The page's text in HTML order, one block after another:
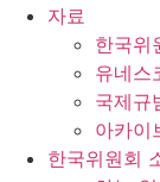
자료
한국위
유네스
국제규
아카이
한국위원회